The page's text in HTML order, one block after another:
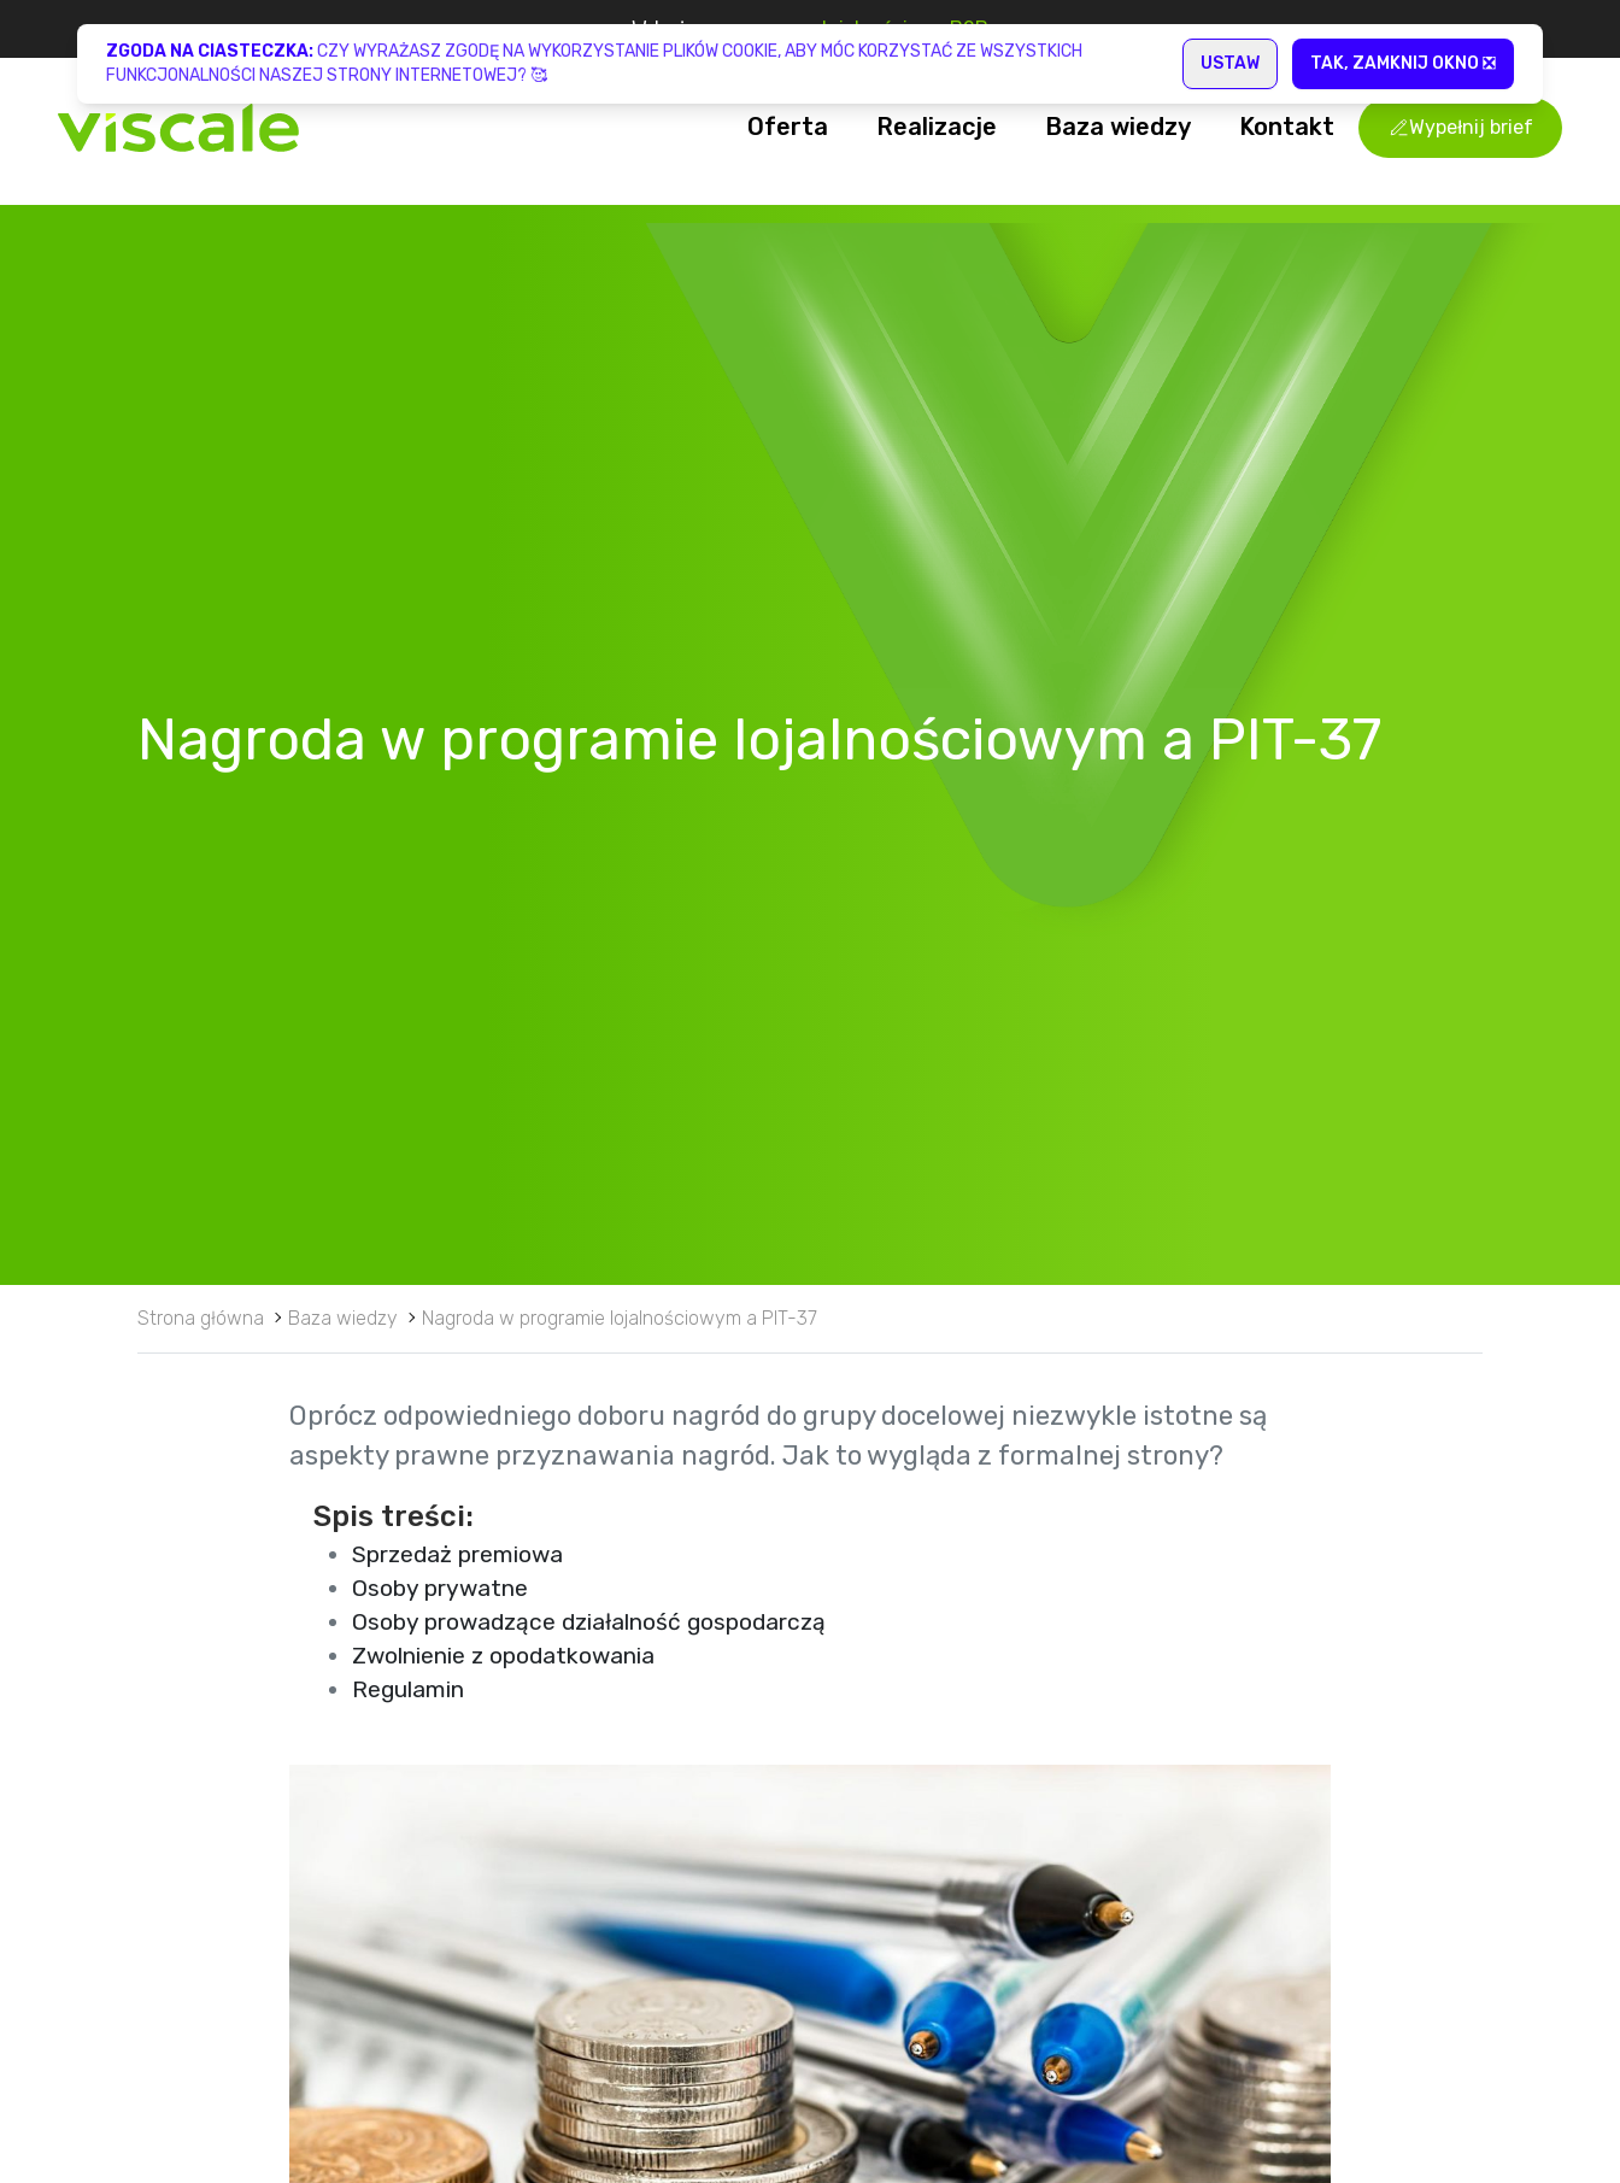
Gotowa aplikacjalojalnościowa już w 2 tygodnie
Oferta
Promocja buy & get
Konsulting przedwdrożeniowy
Programy lojalnościowe
Programy motywacyjne
Programy partnerskie
Obsługa programów lojalnościowych
Realizacje Baza wiedzy Kontakt Wypełnij brief
Nagroda w programie lojalnościowym a PIT-37
Strona główna Baza wiedzy Nagroda w programie lojalnościowym a PIT-37
Oprócz odpowiedniego doboru nagród do grupy docelowej niezwykle istotne są
aspekty prawne przyznawania nagród. Jak to wygląda z formalnej strony?
Spis treści:
Sprzedaż premiowa
Osoby prywatne
Osoby prowadzące działalność gospodarczą
Zwolnienie z opodatkowania
Regulamin